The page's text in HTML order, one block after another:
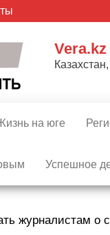
на юге
Успешное
журналистам о